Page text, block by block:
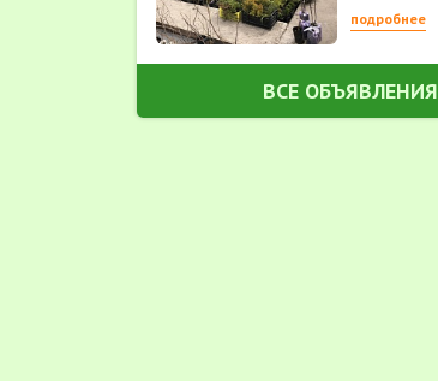
подробнее
ВСЕ ОБЪЯВЛЕНИЯ